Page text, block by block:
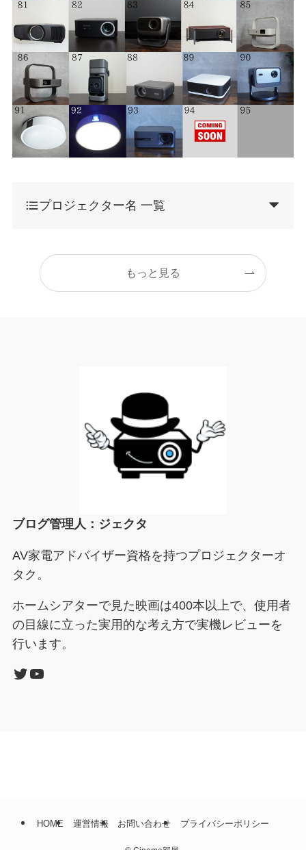
プロジェクター名 一覧
もっと見る
ブログ管理人：ジェクタ
AV家電アドバイザー資格を持つプロジェクターオ
タク。
ホームシアターで見た映画は400本以上で、使用者
の目線に立った実用的な考え方で実機レビューを
行います。
Twitter YouTube
HOME 運営情報 お問い合わせ プライバシーポリシー